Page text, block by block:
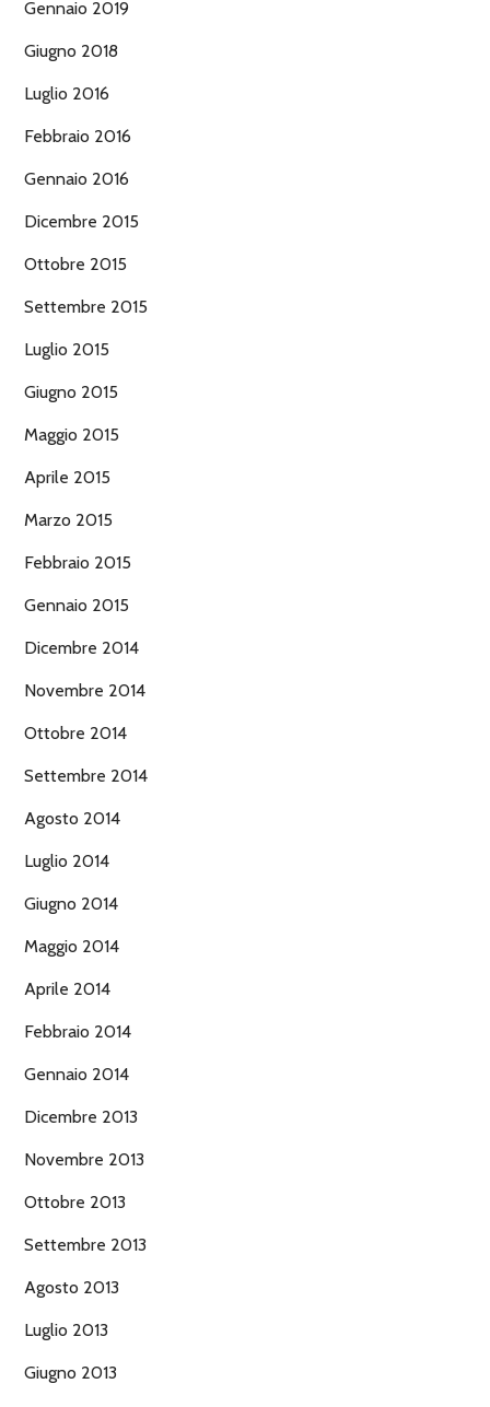
Gennaio 2019
Giugno 2018
Luglio 2016
Febbraio 2016
Gennaio 2016
Dicembre 2015
Ottobre 2015
Settembre 2015
Luglio 2015
Giugno 2015
Maggio 2015
Aprile 2015
Marzo 2015
Febbraio 2015
Gennaio 2015
Dicembre 2014
Novembre 2014
Ottobre 2014
Settembre 2014
Agosto 2014
Luglio 2014
Giugno 2014
Maggio 2014
Aprile 2014
Febbraio 2014
Gennaio 2014
Dicembre 2013
Novembre 2013
Ottobre 2013
Settembre 2013
Agosto 2013
Luglio 2013
Giugno 2013